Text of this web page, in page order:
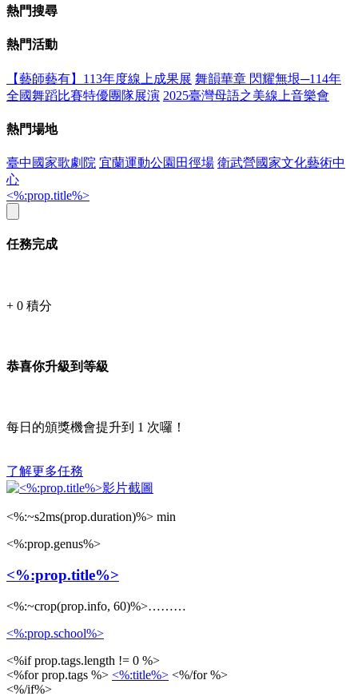
熱門搜尋
熱門活動
【藝師藝有】113年度線上成果展 舞韻華章 閃耀無垠─114年
全國舞蹈比賽特優團隊展演 2025臺灣母語之美線上音樂會
熱門場地
臺中國家歌劇院 宜蘭運動公園田徑場 衛武營國家文化藝術中
心
<%:prop.title%>
任務完成
+ 0 積分
恭喜你升級到等級
每日的頒獎機會提升到 1 次囉！
了解更多任務
<%:~s2ms(prop.duration)%> min
<%:prop.genus%>
<%:prop.title%>
<%:~crop(prop.info, 60)%>………
<%:prop.school%>
<%if prop.tags.length != 0 %>
<%for prop.tags %> <%:title%> <%/for %>
<%/if%>